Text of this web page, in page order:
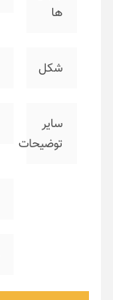
ها
شکل
سایر
توضیحات